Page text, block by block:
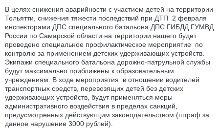
В целях снижения аварийности с участием детей на территории
Тольятти, снижения тяжести последствий при ДТП 2 февраля
инспекторами ДПС специального батальона ДПС ГИБДД ГУМВД
России по Самарской области на территории нашего будет
проведено специальное профилактическое мероприятие по
контролю за применением детских удерживающих устройств.
Экипажи специального батальона дорожно-патрульной службы
будут максимально приближены к образовательным
учреждениям. В ходе мероприятия в отношении водителей
транспортных средств, перевозящих детей без детских
удерживающих устройств, будут применяться меры
административного воздействия в пределах санкций,
предусмотренных действующим законодательством (штраф за
данное нарушение 3000 рублей).